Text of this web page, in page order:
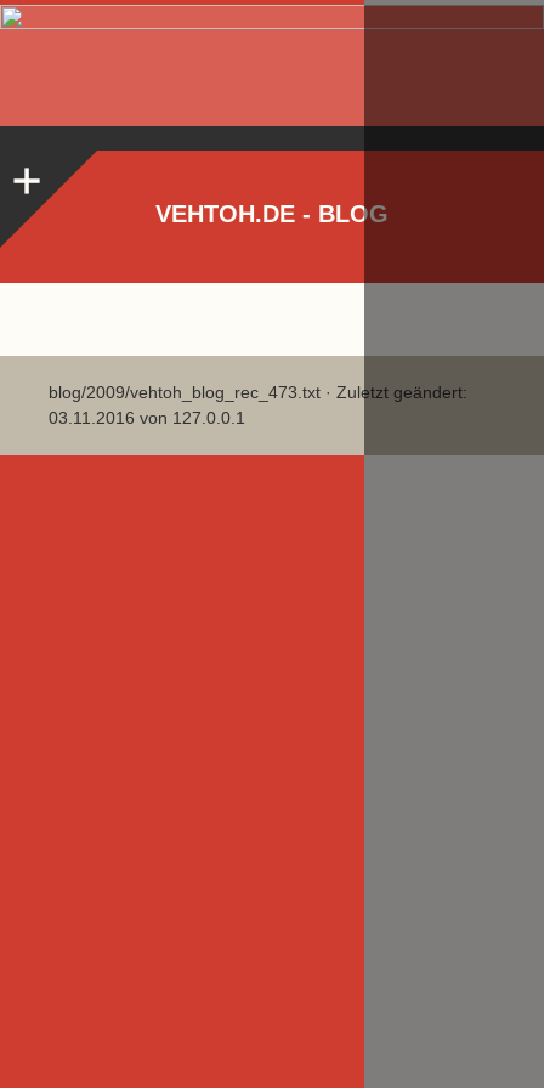
VEHTOH.DE - BLOG
blog/2009/vehtoh_blog_rec_473.txt · Zuletzt geändert:
03.11.2016 von 127.0.0.1